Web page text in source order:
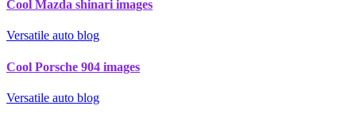
Cool Mazda shinari images
Versatile auto blog
Cool Porsche 904 images
Versatile auto blog